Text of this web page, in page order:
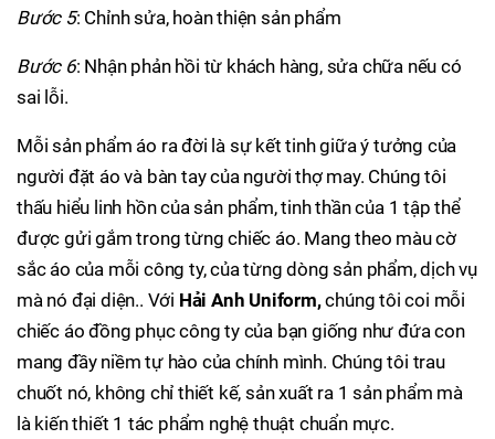
Bước 5: Chỉnh sửa, hoàn thiện sản phẩm
Bước 6: Nhận phản hồi từ khách hàng, sửa chữa nếu có
sai lỗi.
Mỗi sản phẩm áo ra đời là sự kết tinh giữa ý tưởng của
người đặt áo và bàn tay của người thợ may. Chúng tôi
thấu hiểu linh hồn của sản phẩm, tinh thần của 1 tập thể
được gửi gắm trong từng chiếc áo. Mang theo màu cờ
sắc áo của mỗi công ty, của từng dòng sản phẩm, dịch vụ
mà nó đại diện.. Với Hải Anh Uniform,chúng tôi coi mỗi
chiếc áo đồng phục công ty của bạn giống như đứa con
mang đầy niềm tự hào của chính mình. Chúng tôi trau
chuốt nó, không chỉ thiết kế, sản xuất ra 1 sản phẩm mà
là kiến thiết 1 tác phẩm nghệ thuật chuẩn mực.